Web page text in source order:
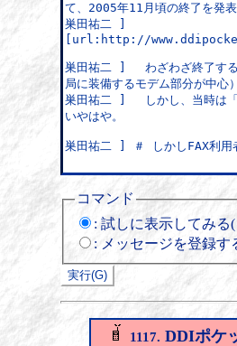
コマンド
:試しに表示してみる
: メッセージを登録す
1117. DDIポケ